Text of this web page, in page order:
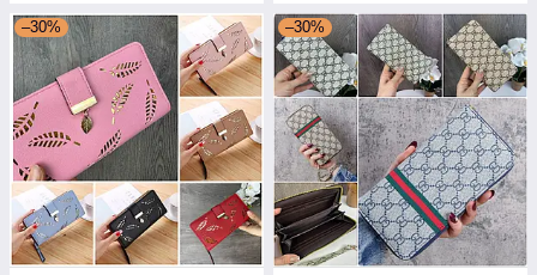
–30% –30%